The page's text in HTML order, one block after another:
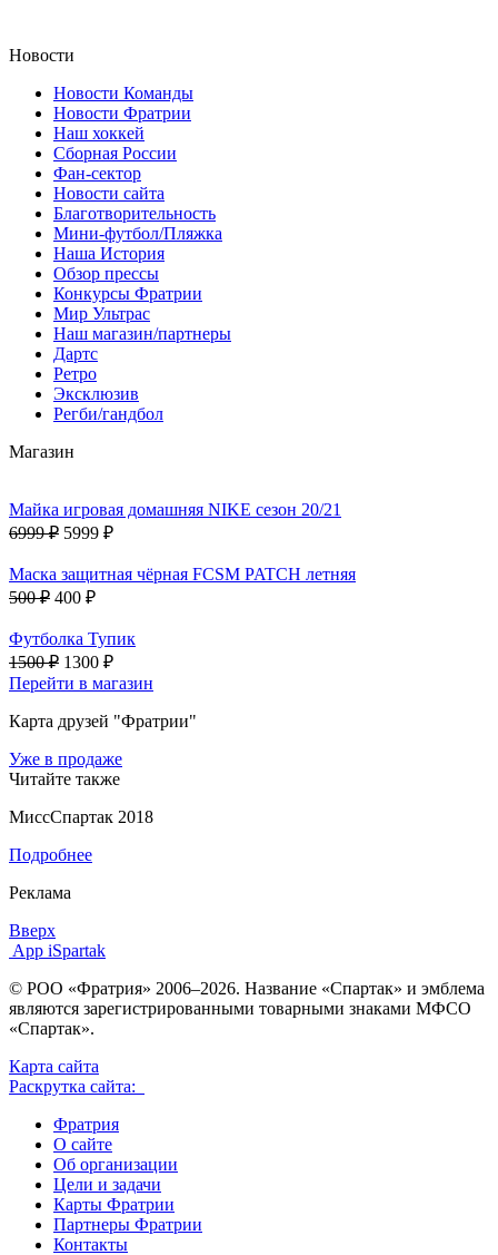
Новости
Новости Команды
Новости Фратрии
Наш хоккей
Сборная России
Фан-cектор
Новости сайта
Благотворительность
Мини-футбол/Пляжка
Наша История
Обзор прессы
Конкурсы Фратрии
Мир Ультрас
Наш магазин/партнеры
Дартс
Ретро
Эксклюзив
Регби/гандбол
Магазин
Майка игровая домашняя NIKE сезон 20/21
6999 ₽ 5999 ₽
Маска защитная чёрная FCSM PATCH летняя
500 ₽ 400 ₽
Футболка Тупик
1500 ₽ 1300 ₽
Перейти в магазин
Карта друзей "Фратрии"
Уже в продаже
Читайте также
МиссСпартак 2018
Подробнее
Реклама
Вверх
App iSpartak
© РОО «Фратрия» 2006–2026. Название «Спартак» и эмблема
являются зарегистрированными товарными знаками МФСО
«Спартак».
Карта сайта
Раскрутка сайта:
Фратрия
О сайте
Об организации
Цели и задачи
Карты Фратрии
Партнеры Фратрии
Контакты